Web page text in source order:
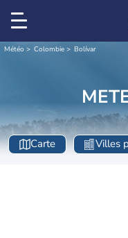
Météo Colombie Bolívar
Carte Villes